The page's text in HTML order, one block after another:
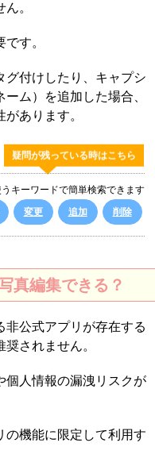
。
す。
グ付けしたり、キャプシ
ム）を追加した場合、
あります。
疑問が残っている時はこちら
キーワードで簡単検索できます
変更 追加 削除
真編集できる？
非公式アプリが存在する
されません。
個人情報の漏洩リスクが
の機能に限定して利用す